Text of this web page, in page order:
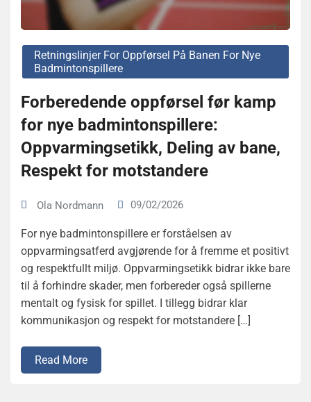
Retningslinjer For Oppførsel På Banen For Nye
Badmintonspillere
Forberedende oppførsel før kamp
for nye badmintonspillere:
Oppvarmingsetikk, Deling av bane,
Respekt for motstandere
Ola Nordmann 09/02/2026
For nye badmintonspillere er forståelsen av
oppvarmingsatferd avgjørende for å fremme et positivt
og respektfullt miljø. Oppvarmingsetikk bidrar ikke bare
til å forhindre skader, men forbereder også spillerne
mentalt og fysisk for spillet. I tillegg bidrar klar
kommunikasjon og respekt for motstandere […]
Read More